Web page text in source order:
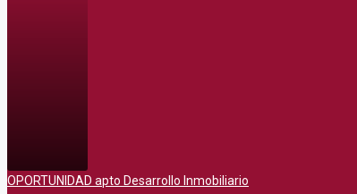
OPORTUNIDAD apto Desarrollo Inmobiliario